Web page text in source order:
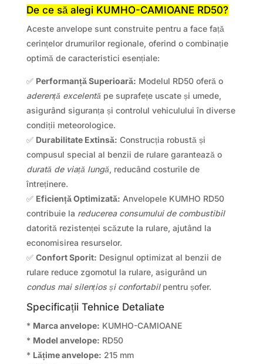
De ce să alegi KUMHO-CAMIOANE RD50?
Aceste anvelope sunt construite pentru a face față
cerințelor drumurilor regionale, oferind o combinație
optimă de caracteristici esențiale:
✅ Performanță Superioară: Modelul RD50 oferă o
aderență excelentă pe suprafețe uscate și umede,
asigurând siguranța și controlul vehiculului în diverse
condiții meteorologice.
✅ Durabilitate Extinsă: Construcția robustă și
compusul special al benzii de rulare garantează o
durată de viață lungă, reducând costurile de
întreținere.
✅ Eficiență Optimizată: Anvelopele KUMHO RD50
contribuie la reducerea consumului de combustibil
datorită rezistenței scăzute la rulare, ajutând la
economisirea resurselor.
✅ Confort Sporit: Designul optimizat al benzii de
rulare reduce zgomotul la rulare, asigurând un
condus mai silențios și confortabilpentru șofer.
Specificații Tehnice Detaliate
* Marca anvelope: KUMHO-CAMIOANE
* Model anvelope: RD50
* Lățime anvelope: 215 mm